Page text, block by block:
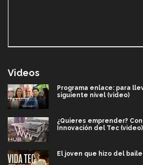
Videos
Programa enlace: para
siguiente nivel (video)
¿Quieres emprender?
Innovación del Tec (video)
El joven que hizo del